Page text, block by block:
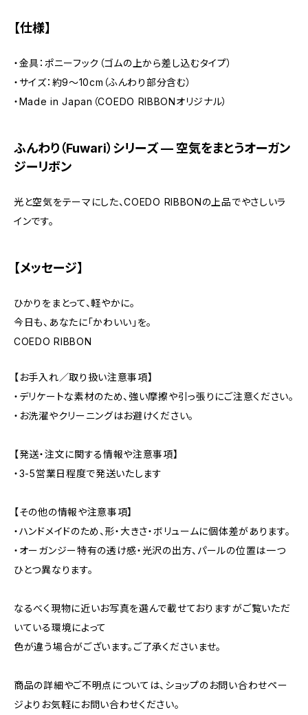
【仕様】
・金具：ポニーフック（ゴムの上から差し込むタイプ）
・サイズ：約9〜10cm（ふんわり部分含む）
・Made in Japan（COEDO RIBBONオリジナル）
ふんわり（Fuwari）シリーズ — 空気をまとうオーガン
ジーリボン
光と空気をテーマにした、COEDO RIBBONの上品でやさしいラ
インです。
【メッセージ】
ひかりをまとって、軽やかに。
今日も、あなたに「かわいい」を。
COEDO RIBBON
【お手入れ／取り扱い注意事項】
・デリケートな素材のため、強い摩擦や引っ張りにご注意ください。
・お洗濯やクリーニングはお避けください。
【発送・注文に関する情報や注意事項】
・3-5営業日程度で発送いたします
【その他の情報や注意事項】
・ハンドメイドのため、形・大きさ・ボリュームに個体差があります。
・オーガンジー特有の透け感・光沢の出方、パールの位置は一つ
ひとつ異なります。
なるべく現物に近いお写真を選んで載せておりますがご覧いただ
いている環境によって
色が違う場合がございます。ご了承くださいませ。
商品の詳細やご不明点については、ショップのお問い合わせペー
ジよりお気軽にお問い合わせください。